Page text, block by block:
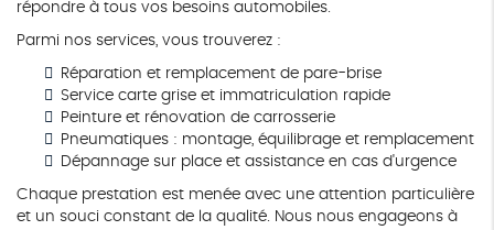
répondre à tous vos besoins automobiles.
Parmi nos services, vous trouverez :
Réparation et remplacement de pare-brise
Service carte grise et immatriculation rapide
Peinture et rénovation de carrosserie
Pneumatiques : montage, équilibrage et remplacement
Dépannage sur place et assistance en cas d'urgence
Chaque prestation est menée avec une attention particulière
et un souci constant de la qualité. Nous nous engageons à